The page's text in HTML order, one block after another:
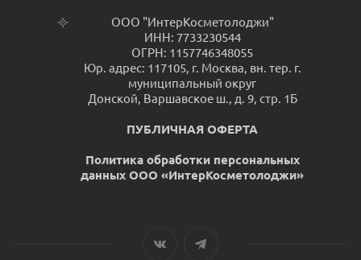
ООО "ИнтерКосметолоджи"
ИНН: 7733230544
ОГРН: 1157746348055
Юр. адрес: 117105, г. Москва, вн. тер. г.
муниципальный округ
Донской, Варшавское ш., д. 9, стр. 1Б
ПУБЛИЧНАЯ ОФЕРТА
Политика обработки персональных
данных ООО «ИнтерКосметолоджи»